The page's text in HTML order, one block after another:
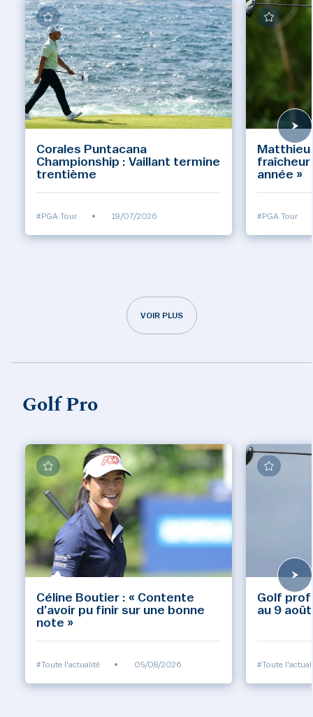
Corales Puntacana
Championship : Vaillant termine
trentième
#PGA Tour • 19/07/2026
Matthieu
fraîcheur
année »
#PGA Tour
VOIR PLUS
Golf Pro
Céline Boutier : « Contente
d’avoir pu finir sur une bonne
note »
#Toute l'actualité • 05/08/2026
Golf
au 9 août
#Toute